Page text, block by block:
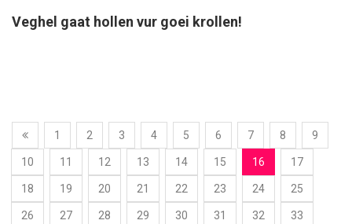
Veghel gaat hollen vur goei krollen!
1 2 3 4 5 6 7 8 9
10 11 12 13 14 15 16 17
18 19 20 21 22 23 24 25
26 27 28 29 30 31 32 33